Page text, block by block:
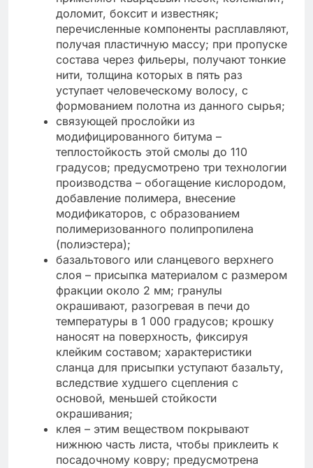
доломит, боксит и известняк;
перечисленные компоненты расплавляют,
получая пластичную массу; при пропуске
состава через фильеры, получают тонкие
нити, толщина которых в пять раз
уступает человеческому волосу, с
формованием полотна из данного сырья;
связующей прослойки из
модифицированного битума –
теплостойкость этой смолы до 110
градусов; предусмотрено три технологии
производства – обогащение кислородом,
добавление полимера, внесение
модификаторов, с образованием
полимеризованного полипропилена
(полиэстера);
базальтового или сланцевого верхнего
слоя – присыпка материалом с размером
фракции около 2 мм; гранулы
окрашивают, разогревая в печи до
температуры в 1 000 градусов; крошку
наносят на поверхность, фиксируя
клейким составом; характеристики
сланца для присыпки уступают базальту,
вследствие худшего сцепления с
основой, меньшей стойкости
окрашивания;
клея – этим веществом покрывают
нижнюю часть листа, чтобы приклеить к
посадочному ковру; предусмотрена